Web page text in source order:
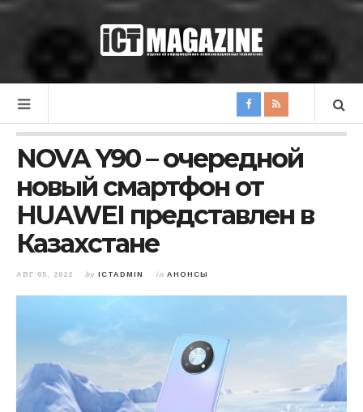
NOVA Y90 – очередной
новый смартфон от
HUAWEI представлен в
Казахстане
АВГ 05, 2022 by ICTADMIN in АНОНСЫ